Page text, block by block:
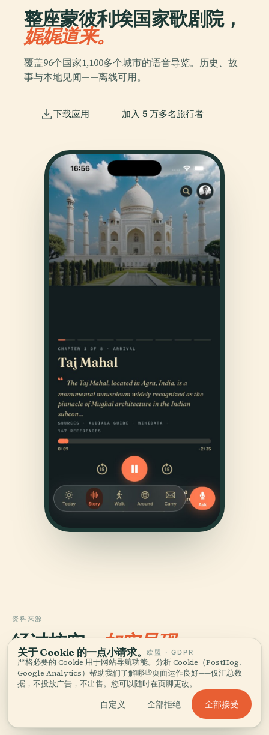
整座蒙彼利埃国家歌剧院，
娓娓道来。
覆盖96个国家1,100多个城市的语音导览。历史、故
事与本地见闻——离线可用。
下载应用 加入 5 万多名旅行者
资料来源
经过核实，如实呈现。
由 Audiala 编辑团队依据历史档案、建筑资料与本地专长调
研撰写。
最后审核： April 2026
关于 Cookie 的一点小请求。欧盟 · GDPR
严格必要的 Cookie 用于网站导航功能。分析 Cookie（PostHog、
Google Analytics）帮助我们了解哪些页面运作良好——仅汇总数
据，不投放广告，不出售。您可以随时在页脚更改。
自定义 全部拒绝 全部接受